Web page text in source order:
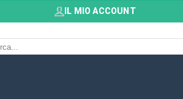
IL MIO ACCOUNT